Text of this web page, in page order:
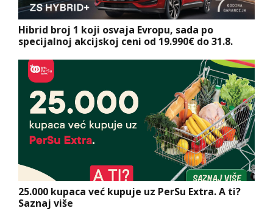
Hibrid broj 1 koji osvaja Evropu, sada po
specijalnoj akcijskoj ceni od 19.990€ do 31.8.
25.000 kupaca već kupuje uz PerSu Extra. A ti?
Saznaj više